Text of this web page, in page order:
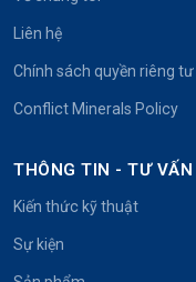
Liên hệ
Chính sách quyền riêng tư
Conflict Minerals Policy
THÔNG TIN - TƯ VẤN
Kiến thức kỹ thuật
Sự kiện